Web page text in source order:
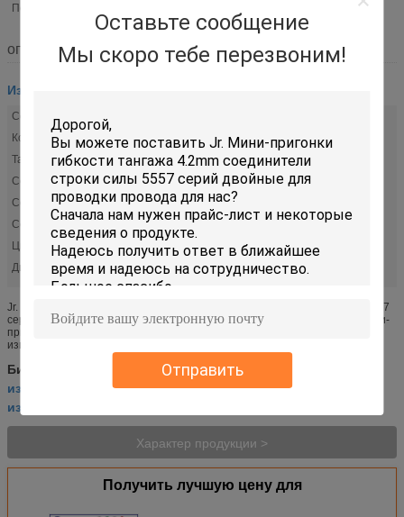
Оставьте сообщение
Мы скоро тебе перезвоним!
Отправить
Поставка способности:
описание
Изготовленная на заказ монтажная схема
Серия:
Количество строк:
Тангаж:
0,165" (4.20mm)
ConnectorType:
Штепсельная розетка
ContactType:
Женское гнездо
ContactTermination:
Гофрируйте
Цвет:
Естественный
Диапазон температур:
-40° к +105°C
Jr. Мини-пригонки гибкости тангажа 4.2mm соединители строки силы 5557
серий двойные для проводки провода ОБЩИЕ ТРЕБОВАНИЯ Мини Мини-
пригонка JR®offers широкая номенклатура товаров со всемирным
изготовляя следом ...
Бирки: выполненная на заказ монтажная схема
изготовленная на заказ автоматическая монтажная схема
изготовленная на заказ съемная кабельная проводка
Характер продукции >
Получить лучшую цену для